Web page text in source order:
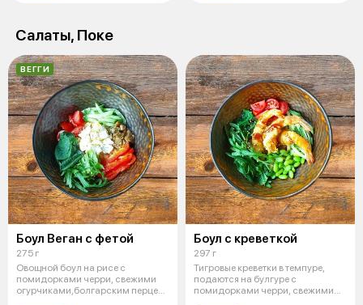
Салаты, Поке
ВЕГГИ
Боул Веган с фетой
275 г
Овощной боул на рисе с
помидорками черри, свежими
огурчиками,болгарским перцем,
Боул с креветкой
297 г
Тигровые креветки в темпуре,
подаются на булгуре с
помидорками черри, свежими